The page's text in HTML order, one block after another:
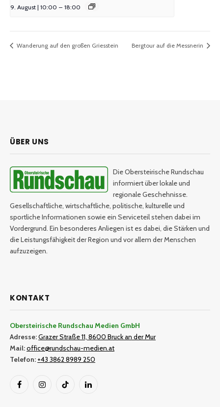
9. August | 10:00 – 18:00
Wanderung auf den großen Griesstein Bergtour auf die Messnerin
ÜBER UNS
Die Obersteirische Rundschau
informiert über lokale und
regionale Geschehnisse.
Gesellschaftliche, wirtschaftliche, politische, kulturelle und
sportliche Informationen sowie ein Serviceteil stehen dabei im
Vordergrund. Ein besonderes Anliegen ist es dabei, die Stärken und
die Leistungsfähigkeit der Region und vor allem der Menschen
aufzuzeigen.
KONTAKT
Obersteirische Rundschau Medien GmbH
Adresse:Grazer Straße 11, 8600 Bruck an der Mur
Mail:office@rundschau-medien.at
Telefon: +43 3862 8989 250
FacebookInstagramTikTok LinkedIn